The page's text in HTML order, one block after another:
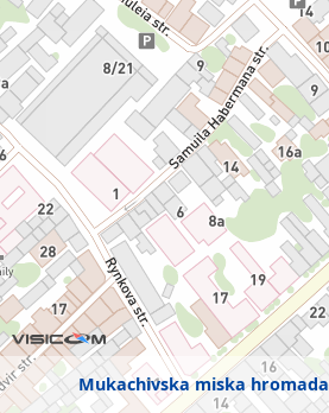
Mukachivska miska hromada